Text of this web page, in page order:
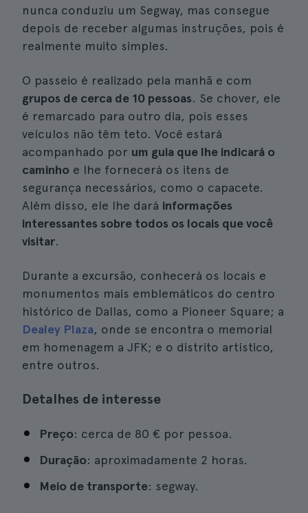
nunca conduziu um Segway, mas consegue
depois de receber algumas instruções, pois é
realmente muito simples.
O passeio é realizado pela manhã e com
grupos de cerca de 10 pessoas. Se chover, ele
é remarcado para outro dia, pois esses
veículos não têm teto. Você estará
acompanhado por um guia que lhe indicará o
caminho e lhe fornecerá os itens de
segurança necessários, como o capacete.
Além disso, ele lhe dará informações
interessantes sobre todos os locais que você
visitar.
Durante a excursão, conhecerá os locais e
monumentos mais emblemáticos do centro
histórico de Dallas, como a Pioneer Square; a
Dealey Plaza, onde se encontra o memorial
em homenagem a JFK; e o distrito artístico,
entre outros.
Detalhes de interesse
Preço: cerca de 80 € por pessoa.
Duração: aproximadamente 2 horas.
Meio de transporte: segway.